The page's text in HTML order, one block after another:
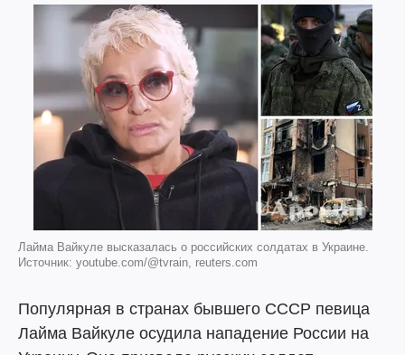
Лайма Вайкуле высказалась о российских солдатах в Украине.
Источник: youtube.com/@tvrain, reuters.com
Популярная в странах бывшего СССР певица
Лайма Вайкуле осудила нападение России на